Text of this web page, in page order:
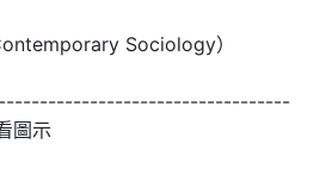
Sociology）
圖示